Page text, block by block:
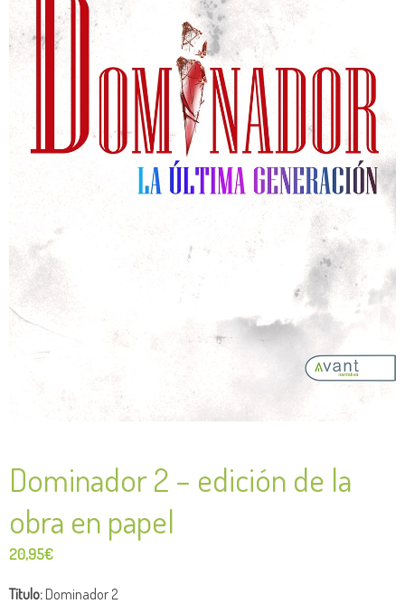
Dominador 2 – edición de la
obra en papel
20,95€
Título:Dominador 2